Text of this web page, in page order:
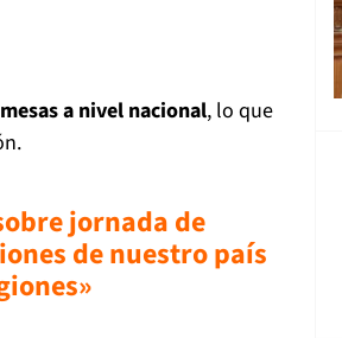
a nivel nacional, lo que
jornada de
de nuestro país